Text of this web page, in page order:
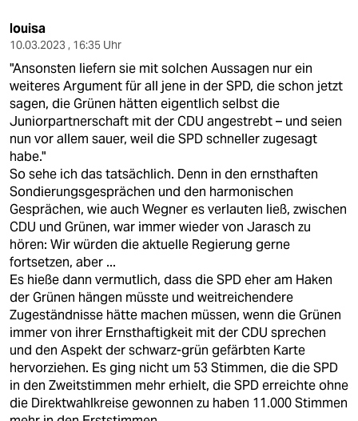
louisa
10.03.2023 , 16:35 Uhr
"Ansonsten liefern sie mit solchen Aussagen nur ein
weiteres Argument für all jene in der SPD, die schon jetzt
sagen, die Grünen hätten eigentlich selbst die
Juniorpartnerschaft mit der CDU angestrebt – und seien
nun vor allem sauer, weil die SPD schneller zugesagt
habe."
So sehe ich das tatsächlich. Denn in den ernsthaften
Sondierungsgesprächen und den harmonischen
Gesprächen, wie auch Wegner es verlauten ließ, zwischen
CDU und Grünen, war immer wieder von Jarasch zu
hören: Wir würden die aktuelle Regierung gerne
fortsetzen, aber ...
Es hieße dann vermutlich, dass die SPD eher am Haken
der Grünen hängen müsste und weitreichendere
Zugeständnisse hätte machen müssen, wenn die Grünen
immer von ihrer Ernsthaftigkeit mit der CDU sprechen
und den Aspekt der schwarz-grün gefärbten Karte
hervorziehen. Es ging nicht um 53 Stimmen, die die SPD
in den Zweitstimmen mehr erhielt, die SPD erreichte ohne
die Direktwahlkreise gewonnen zu haben 11.000 Stimmen